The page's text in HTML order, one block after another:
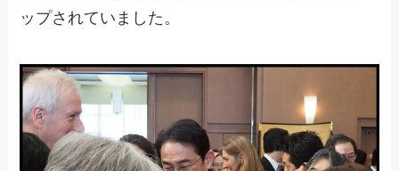
ップされていました。